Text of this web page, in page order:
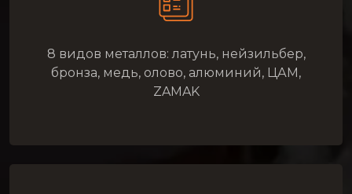
8 видов металлов: латунь, нейзильбер,
бронза, медь, олово, алюминий, ЦАМ,
ZAMAK